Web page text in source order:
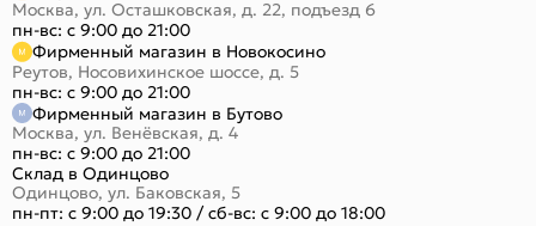
Москва, ул. Осташковская, д. 22, подъезд 6
пн-вс: с 9:00 до 21:00
Фирменный магазин в Новокосино
Реутов, Носовихинское шоссе, д. 5
пн-вс: с 9:00 до 21:00
Фирменный магазин в Бутово
Москва, ул. Венёвская, д. 4
пн-вс: с 9:00 до 21:00
Склад в Одинцово
Одинцово, ул. Баковская, 5
пн-пт: с 9:00 до 19:30 /сб-вс: с 9:00 до 18:00